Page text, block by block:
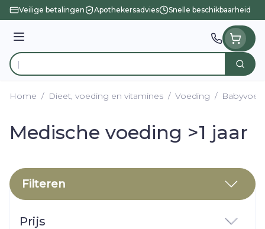
Ga naar de inhoud
Veilige betalingen Apothekersadvies Snelle beschikbaarheid
Menu
Product, merk, categorie... Zoek
Home / Dieet, voeding en vitamines / Voeding /
Medische voeding >1 jaar
Filteren
Prijs